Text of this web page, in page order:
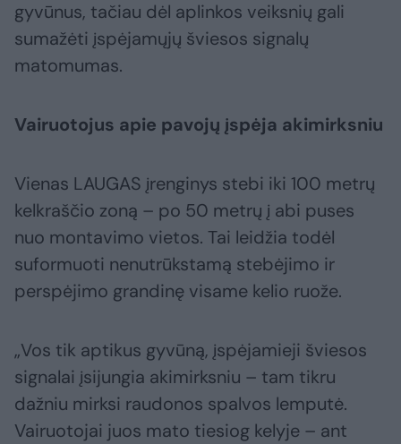
gyvūnus, tačiau dėl aplinkos veiksnių gali
sumažėti įspėjamųjų šviesos signalų
matomumas.
Vairuotojus apie pavojų įspėja akimirksniu
Vienas LAUGAS įrenginys stebi iki 100 metrų
kelkraščio zoną – po 50 metrų į abi puses
nuo montavimo vietos. Tai leidžia todėl
suformuoti nenutrūkstamą stebėjimo ir
perspėjimo grandinę visame kelio ruože.
„Vos tik aptikus gyvūną, įspėjamieji šviesos
signalai įsijungia akimirksniu – tam tikru
dažniu mirksi raudonos spalvos lemputė.
Vairuotojai juos mato tiesiog kelyje – ant